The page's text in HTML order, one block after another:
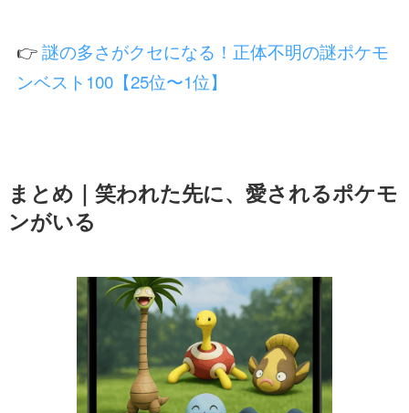
👉謎の多さがクセになる！正体不明の謎ポケモ
ンベスト100【25位〜1位】
まとめ｜笑われた先に、愛されるポケモ
ンがいる